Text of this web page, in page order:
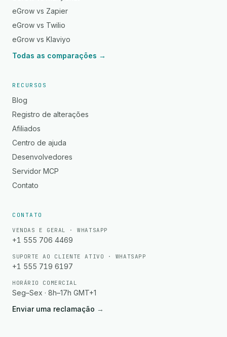
eGrow vs Zapier
eGrow vs Twilio
eGrow vs Klaviyo
Todas as comparações →
RECURSOS
Blog
Registro de alterações
Afiliados
Centro de ajuda
Desenvolvedores
Servidor MCP
Contato
CONTATO
VENDAS E GERAL · WHATSAPP
+1 555 706 4469
SUPORTE AO CLIENTE ATIVO · WHATSAPP
+1 555 719 6197
HORÁRIO COMERCIAL
Seg–Sex · 8h–17h GMT+1
Enviar uma reclamação →